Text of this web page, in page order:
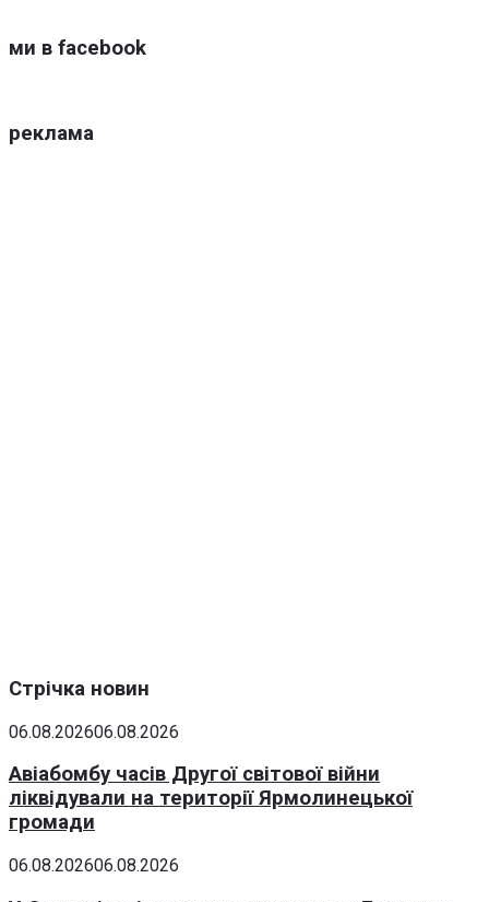
ми в facebook
реклама
Стрічка новин
06.08.202606.08.2026
Авіабомбу часів Другої світової війни
ліквідували на території Ярмолинецької
громади
06.08.202606.08.2026